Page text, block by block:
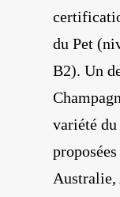
du Pet
B2). Un
variété